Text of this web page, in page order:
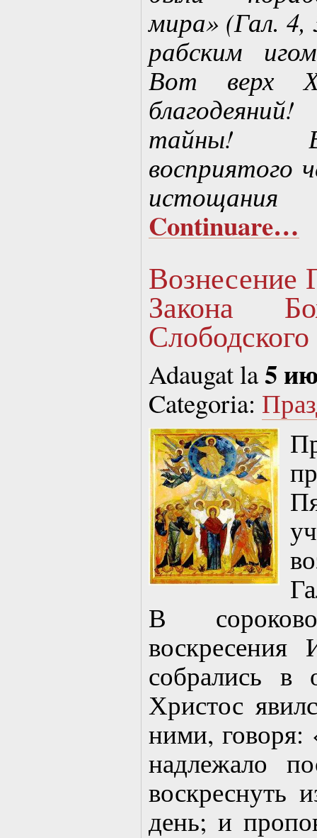
мира» (Гал. 4,
рабским
Вот верх
тайны!
восприятого
Continuare…
Вознесение
Закона
Слободского
Adaugat la5
Categoria:
В
собрались в
Христос
ними, говоря:
надлежало
воскреснуть
день; и